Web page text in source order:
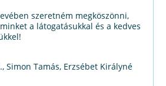
szeretném megköszönni,
a látogatásukkal és a kedves
Simon Tamás, Erzsébet Királyné